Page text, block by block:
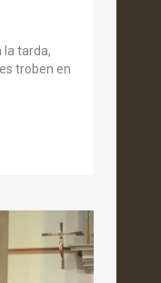
la tarda,
troben en